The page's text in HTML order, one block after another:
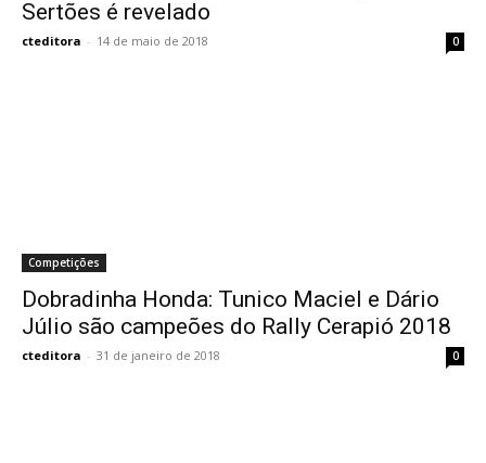
Sertões é revelado
cteditora - 14 de maio de 2018 0
Competições
Dobradinha Honda: Tunico Maciel e Dário
Júlio são campeões do Rally Cerapió 2018
cteditora - 31 de janeiro de 2018 0